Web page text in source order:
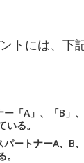
トには、下
ー「A」、「B」
る。
ートナーA、B